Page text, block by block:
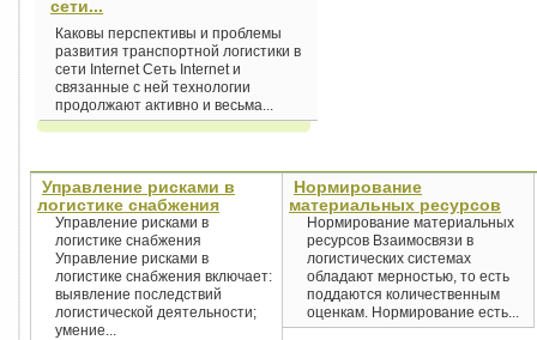
сети...
Каковы перспективы и проблемы
развития транспортной логистики в
сети Internet Сеть Internet и
связанные с ней технологии
продолжают активно и весьма...
Управление рисками в
логистике снабжения
Управление рисками в
логистике снабжения
Управление рисками в
логистике снабжения включает:
выявление последствий
логистической деятельности;
умение...
Нормирование
материальных ресурсов
Нормирование материальных
ресурсов Взаимосвязи в
логистических системах
обладают мерностью, то есть
поддаются количественным
оценкам. Нормирование есть...